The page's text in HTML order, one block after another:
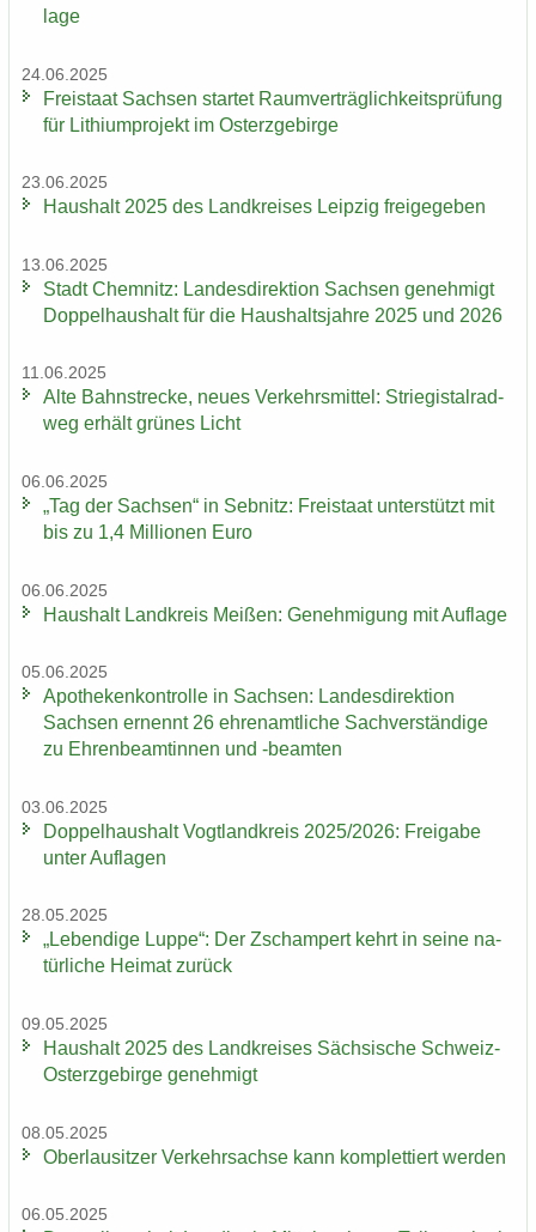
la­ge
24.06.2025
Frei­staat Sach­sen star­tet Ra­um­ver­träg­lich­keits­prü­fung
für Li­thi­um­pro­jekt im Ost­erz­ge­bir­ge
23.06.2025
Haus­halt 2025 des Land­krei­ses Leip­zig frei­ge­ge­ben
13.06.2025
Stadt Chem­nitz: Lan­des­di­rek­ti­on Sach­sen ge­neh­migt
Dop­pel­haus­halt für die Haus­halts­jah­re 2025 und 2026
11.06.2025
Alte Bahn­stre­cke, neues Ver­kehrs­mit­tel: Strie­gi­st­al­rad­
weg er­hält grü­nes Licht
06.06.2025
„Tag der Sach­sen“ in Seb­nitz: Frei­staat un­ter­stützt mit
bis zu 1,4 Mil­lio­nen Euro
06.06.2025
Haus­halt Land­kreis Mei­ßen: Ge­neh­mi­gung mit Auf­la­ge
05.06.2025
Apo­the­ken­kon­trol­le in Sach­sen: Lan­des­di­rek­ti­on
Sach­sen er­nennt 26 eh­ren­amt­li­che Sach­ver­stän­di­ge
zu Eh­ren­be­am­tin­nen und -​beamten
03.06.2025
Dop­pel­haus­halt Vogt­land­kreis 2025/2026: Frei­ga­be
unter Auf­la­gen
28.05.2025
„Le­ben­di­ge Luppe“: Der Zscham­pert kehrt in seine na­
tür­li­che Hei­mat zu­rück
09.05.2025
Haus­halt 2025 des Land­krei­ses Säch­si­sche Schweiz-​
Osterzgebirge ge­neh­migt
08.05.2025
Ober­lau­sit­zer Ver­kehrs­ach­se kann kom­plet­tiert wer­den
06.05.2025